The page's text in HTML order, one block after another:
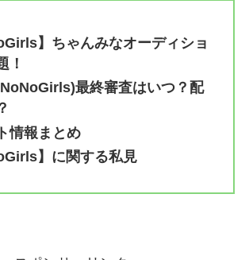
】ちゃんみなオーディショ
！
最終審査はいつ？配
情報まとめ
】に関する私見